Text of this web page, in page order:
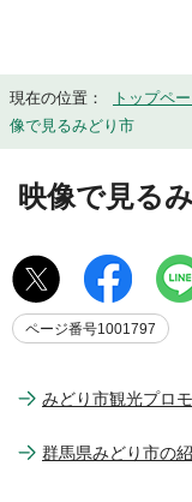
現在の位置： トップペ
像で見るみどり市
映像で見る
ページ番号1001797
みどり市観光プロ
群馬県みどり市の